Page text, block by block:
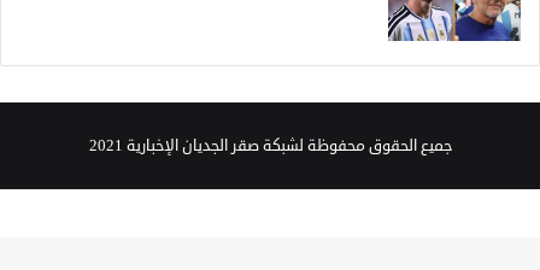
جميع الحقوق محفوظة لشبكة صقر الجديان الإخبارية 2021